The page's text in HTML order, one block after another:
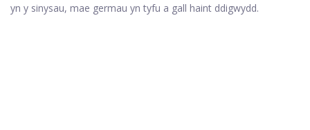
yn y sinysau, mae germau yn tyfu a gall haint ddigwydd.